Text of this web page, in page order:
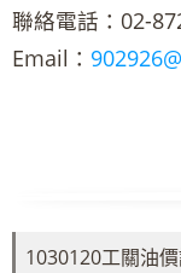
聯絡電話：02-
Email：
1030120工關油